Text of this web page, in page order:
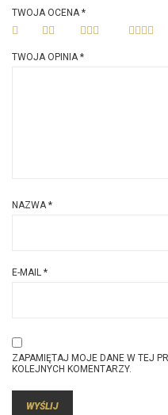
TWOJA OCENA*
TWOJA OPINIA*
NAZWA*
E-MAIL *
ZAPAMIĘTAJ MOJE DANE W TEJ
KOLEJNYCH KOMENTARZY.